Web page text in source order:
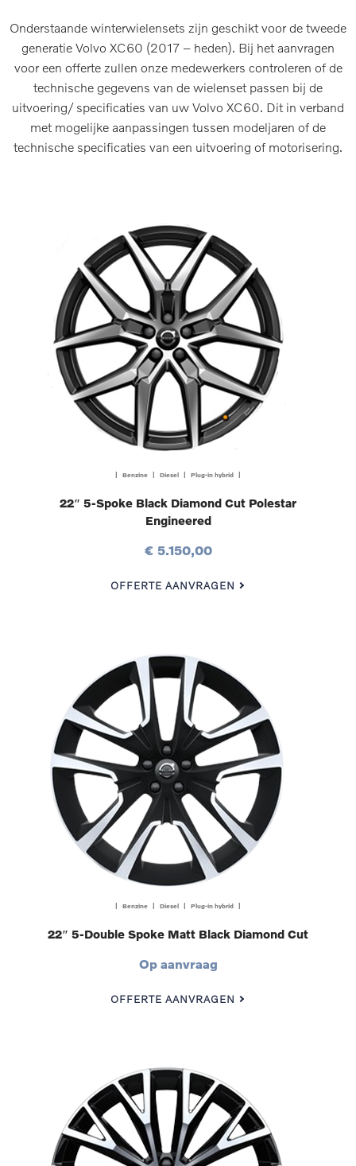
Onderstaande winterwielensets zijn geschikt voor de tweede
generatie Volvo XC60 (2017 – heden). Bij het aanvragen
voor een offerte zullen onze medewerkers controleren of de
technische gegevens van de wielenset passen bij de
uitvoering/ specificaties van uw Volvo XC60. Dit in verband
met mogelijke aanpassingen tussen modeljaren of de
technische specificaties van een uitvoering of motorisering.
| Benzine | Diesel | Plug-in hybrid |
22″ 5-Spoke Black Diamond Cut Polestar
Engineered
€ 5.150,00
OFFERTE AANVRAGEN
| Benzine | Diesel | Plug-in hybrid |
22″ 5-Double Spoke Matt Black Diamond Cut
Op aanvraag
OFFERTE AANVRAGEN